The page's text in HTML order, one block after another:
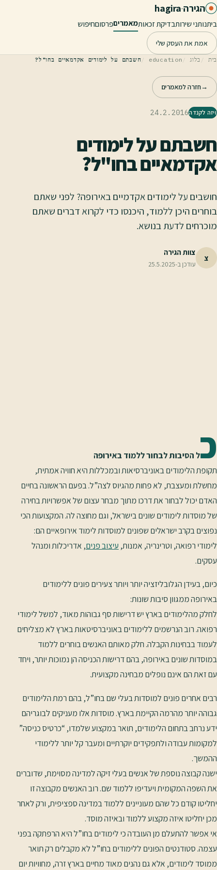
דלג לתוכן הראשי
הגירה·
hagira
ביתנותני שירותבדיקת זכאותמאמריםפרסוםחיפוש
אמת את העסק שלי
בית בלוג education חשבתם על לימודים אקדמאיים בחו"ל?
→חזרה למאמרים
ויזה לקנדה24.2.2016
חשבתם על לימודים
אקדמאיים בחו"ל?
חושבים על לימודים אקדמיים באירופה? לפני שאתם
בוחרים היכן ללמוד, היכנסו כדי לקרוא דברים שאתם
מוכרחים לדעת בנושא.
צ
צוות הגירה
עודכן ב-25.5.2025
כל הסיבות לבחור ללמוד באירופה
תקופת הלימודים באוניברסיאות ובמכללות היא חוויה אמתית,
מחשלת ומעצבת, לא פחות מהגיוס לצה”ל. בפעם הראשונה בחיים
האדם יכול לבחור את דרכו מתוך מבחר עצום של אפשרויות בחירה
של מוסדות לימודים שונים בישראל, וגם מחוצה לה. המקצועות הכי
נפוצים בקרב ישראלים שפונים למוסדות לימוד אירופאיים הם:
לימודי רפואה, וטרינריה, אמנות, עיצוב פנים, אדריכלות ומנהל
עסקים.
כיום, בעידן הגלובליזציה יותר ויותר צעירים פונים ללימודים
באירופה ממגוון סיבות שונות:
לחלק מהלימודים בארץ יש דרישות סף גבוהות מאוד, למשל לימודי
רפואה. רוב הנרשמים ללימודים באוניברסיטאות בארץ לא מצליחים
לעמוד בבחינות הקבלה. חלק מאותם האנשים בוחרים ללמוד
במוסדות שונים באירופה, בהם דרישות הכניסה הן נמוכות יותר, ויחד
עם זאת הם אינם נופלים מבחינה מקצועית.
רבים אחרים פונים למוסדות בעלי שם בחו”ל, בהם רמת הלימודים
גבוהה יותר מהרמה הקיימת בארץ. מוסדות אלו מעניקים לבוגריהם
ידע נרחב בתחום הלימודים, תואר במקצוע שלמדו, “כרטיס כניסה”
למקומות עבודה ולתפקידים יוקרתיים ומעבר קל יותר ללימודי
ההמשך.
ישנה קבוצה נוספת של אנשים בעלי זיקה למדינה מסוימת, שדוברים
את השפה המקומית ויעדיפו ללמוד שם. רוב האנשים מקבוצה זו
יחליטו קודם כל שהם מעוניינים ללמוד במדינה ספציפית, ורק לאחר
מכן יחליטו איזה מקצוע ללמוד ובאיזה מוסד.
אי אפשר להתעלם מן העובדה כי לימודים בחו”ל היא הרפתקה בפני
עצמה. סטודנטים הפונים ללימודים בחו”ל לא מקבלים רק תואר
ממוסד לימודים, אלא גם נהנים מאוד מחיים בארץ זרה, מחוויות יום